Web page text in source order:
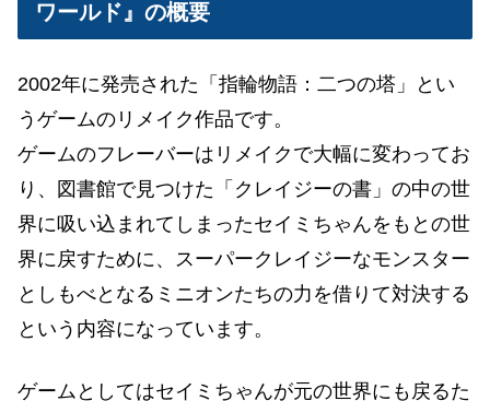
ワールド』の概要
2002年に発売された「指輪物語：二つの塔」とい
うゲームのリメイク作品です。
ゲームのフレーバーはリメイクで大幅に変わってお
り、図書館で見つけた「クレイジーの書」の中の世
界に吸い込まれてしまったセイミちゃんをもとの世
界に戻すために、スーパークレイジーなモンスター
としもべとなるミニオンたちの力を借りて対決する
という内容になっています。
ゲームとしてはセイミちゃんが元の世界にも戻るた